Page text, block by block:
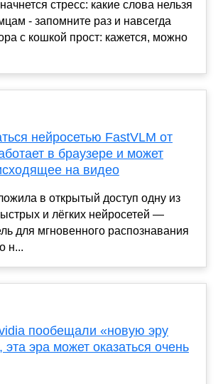
стресс: какие слова нельзя
- запомните раз и навсегда
с кошкой прост: кажется, можно
нейросетью FastVLM от
в браузере и может
на видео
в открытый доступ одну из
и лёгких нейросетей —
для мгновенного распознавания
н...
пообещали «новую эру
эра может оказаться очень